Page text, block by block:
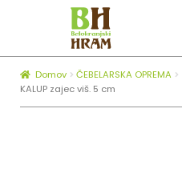
Domov ČEBELARSKA OPREMA
KALUP zajec viš. 5 cm